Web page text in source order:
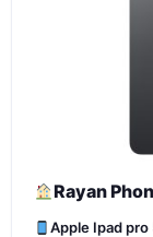
Rayan
Apple Ipad pro